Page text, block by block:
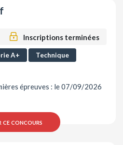
Inscriptions terminées
A+
Technique
épreuves : le 07/09/2026
ce concours